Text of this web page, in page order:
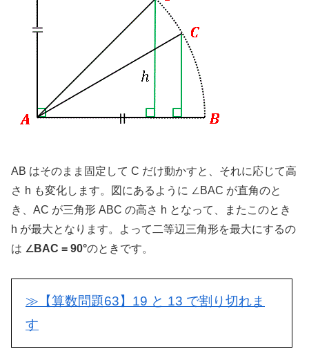
AB はそのまま固定して C だけ動かすと、それに応じて高
さ h も変化します。図にあるように ∠BAC が直角のと
き、AC が三角形 ABC の高さ h となって、またこのとき
h が最大となります。よって二等辺三角形を最大にするの
は ∠BAC = 90°のときです。
≫【算数問題63】19 と 13 で割り切れま
す